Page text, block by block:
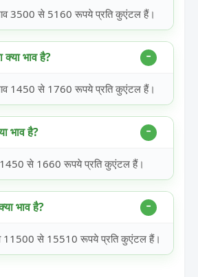
3500 से 5160 रूपये प्रति कुएंटल हैं।
क्या भाव है?
भाव 1450 से 1760 रूपये प्रति कुएंटल हैं।
भाव है?
1450 से 1660 रूपये प्रति कुएंटल हैं।
भाव है?
11500 से 15510 रूपये प्रति कुएंटल हैं।